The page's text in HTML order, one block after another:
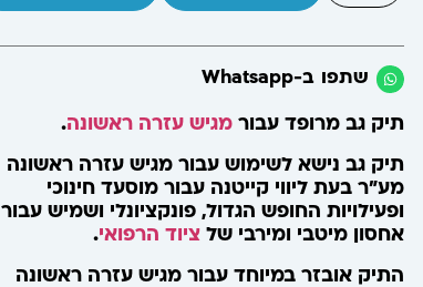
שתפו ב-Whatsapp
תיק גב מרופד עבורמגיש עזרה ראשונה.
תיק גב נישא לשימוש עבור מגיש עזרה ראשונה
מע"ר בעת ליווי קייטנה עבור מוסעד חינוכי
ופעילויות החופש הגדול, פונקציונלי ושמיש עבור
אחסון מיטבי ומירבי שלציוד הרפואי.
התיק אובזר במיוחד עבור מגיש עזרה ראשונה